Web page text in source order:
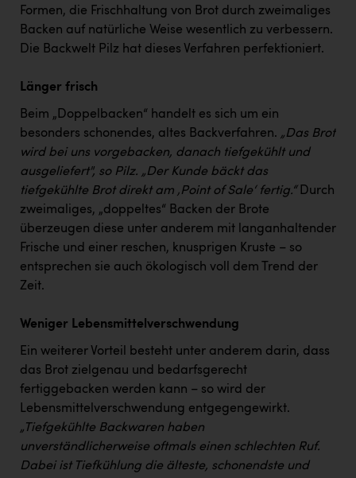
Formen, die Frischhaltung von Brot durch zweimaliges
Backen auf natürliche Weise wesentlich zu verbessern.
Die Backwelt Pilz hat dieses Verfahren perfektioniert.
Länger frisch
Beim „Doppelbacken“ handelt es sich um ein
besonders schonendes, altes Backverfahren. „Das Brot
wird bei uns vorgebacken, danach tiefgekühlt und
ausgeliefert", so Pilz. „Der Kunde bäckt das
tiefgekühlte Brot direkt am ‚Point of Sale‘ fertig.“Durch
zweimaliges, „doppeltes“ Backen der Brote
überzeugen diese unter anderem mit langanhaltender
Frische und einer reschen, knusprigen Kruste – so
entsprechen sie auch ökologisch voll dem Trend der
Zeit.
Weniger Lebensmittelverschwendung
Ein weiterer Vorteil besteht unter anderem darin, dass
das Brot zielgenau und bedarfsgerecht
fertiggebacken werden kann – so wird der
Lebensmittelverschwendung entgegengewirkt.
„Tiefgekühlte Backwaren haben
unverständlicherweise oftmals einen schlechten Ruf.
Dabei ist Tiefkühlung die älteste, schonendste und